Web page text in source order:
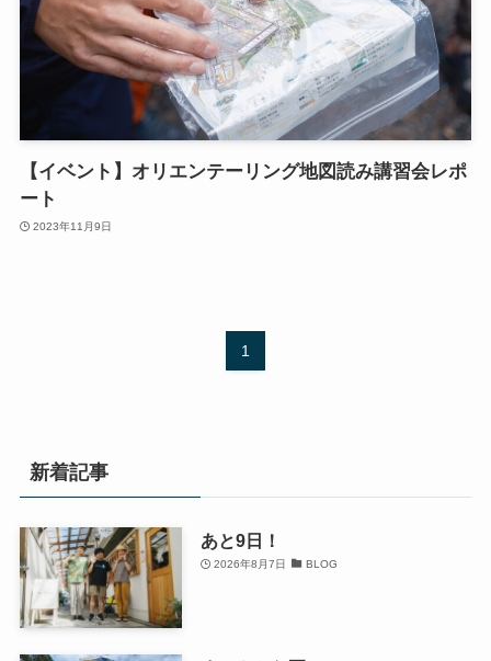
【イベント】オリエンテーリング地図読み講習会レポ
ート
2023年11月9日
1
新着記事
あと9日！
2026年8月7日 BLOG